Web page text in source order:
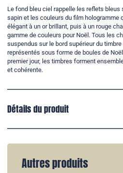
Le fond bleu ciel rappelle les reflets bleus
sapin et les couleurs du film hologramme
élégant à un or brillant, puis à un rouge
gamme de couleurs pour Noël. Tous les
suspendus sur le bord supérieur du
représentés sous forme de boules de
premier jour, les timbres forment
et cohérente.
Détails du produit
Autres produits